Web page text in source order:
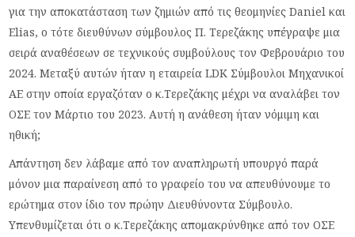
για την αποκατάσταση των ζημιών από τις θεομηνίες Daniel και
Elias, ο τότε διευθύνων σύμβουλος Π. Τερεζάκης υπέγραψε μια
σειρά αναθέσεων σε τεχνικούς συμβούλους τον Φεβρουάριο του
2024. Μεταξύ αυτών ήταν η εταιρεία LDK Σύμβουλοι Μηχανικοί
ΑΕ στην οποία εργαζόταν ο κ.Τερεζάκης μέχρι να αναλάβει τον
ΟΣΕ τον Μάρτιο του 2023. Αυτή η ανάθεση ήταν νόμιμη και
ηθική;
Απάντηση δεν λάβαμε από τον αναπληρωτή υπουργό παρά
μόνον μια παραίνεση από το γραφείο του να απευθύνουμε το
ερώτημα στον ίδιο τον πρώην Διευθύνοντα Σύμβουλο.
Υπενθυμίζεται ότι ο κ.Τερεζάκης απομακρύνθηκε από τον ΟΣΕ